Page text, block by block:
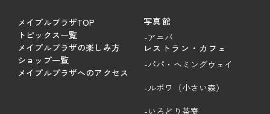
メイプルプラザTOP
トピックス一覧
メイプルプラザの楽しみ方
ショップ一覧
メイプルプラザへのアクセス
写真館
-アニバ
レストラン・カフェ
-パパ・ヘミングウェイ
-ルボワ（小さい森）
-いろどり茶寮